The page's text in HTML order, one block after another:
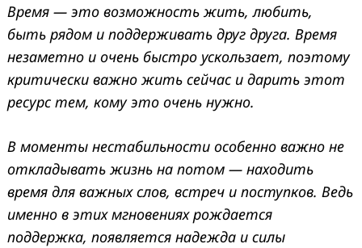
Время — это возможность жить, любить,
быть рядом и поддерживать друг друга. Время
незаметно и очень быстро ускользает, поэтому
критически важно жить сейчас и дарить этот
ресурс тем, кому это очень нужно.
В моменты нестабильности особенно важно не
откладывать жизнь на потом — находить
время для важных слов, встреч и поступков. Ведь
именно в этих мгновениях рождается
поддержка, появляется надежда и силы